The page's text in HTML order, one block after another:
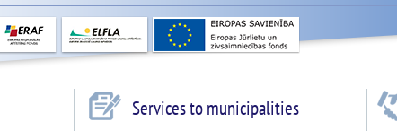
Services to municipalities